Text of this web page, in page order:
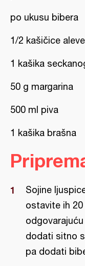
po ukusu bibera
1/2 kašičice
1 kašika
50 g margarina
500 ml piva
1 kašika brašna
Sojine
ostavite ih 20
dodati sitno
pa dodati